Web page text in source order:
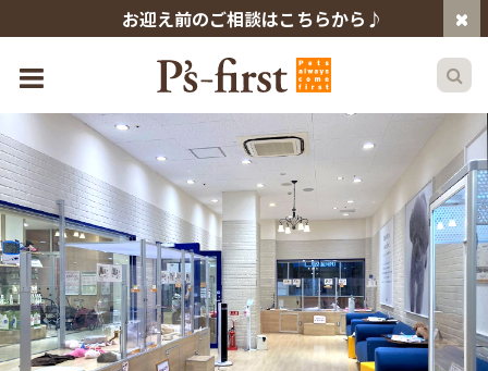
お迎え前のご相談はこちらから♪